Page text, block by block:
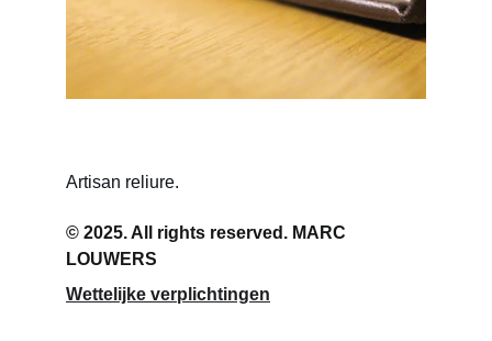
Artisan reliure.
© 2025. All rights reserved. MARC
LOUWERS
Wettelijke verplichtingen